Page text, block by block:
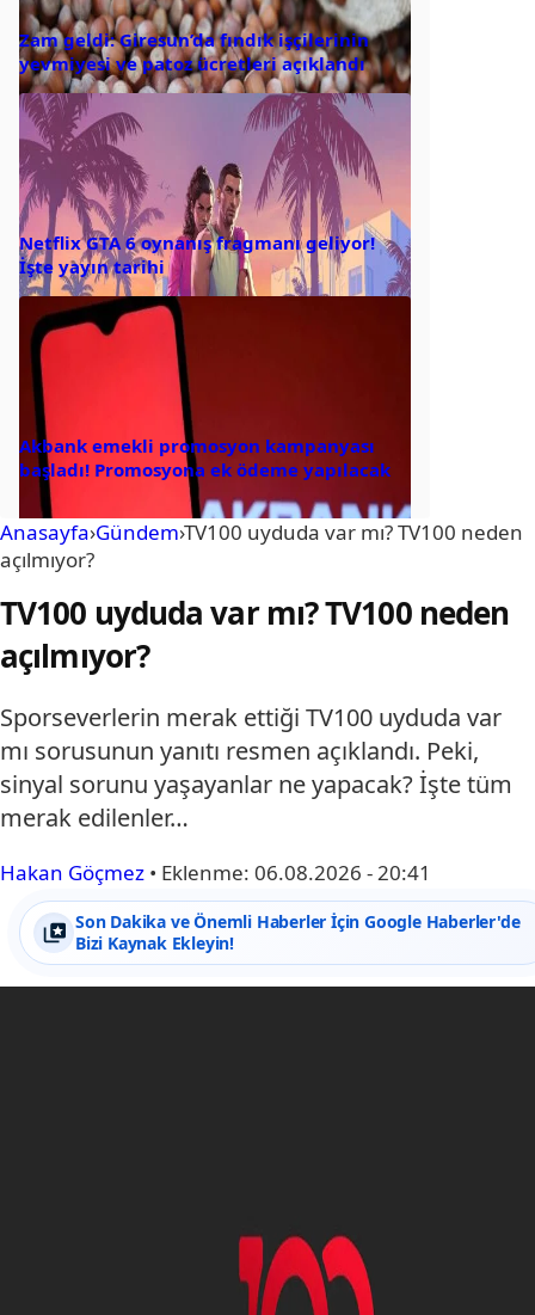
Zam geldi: Giresun’da fındık işçilerinin
yevmiyesi ve patoz ücretleri açıklandı
Netflix GTA 6 oynanış fragmanı geliyor!
İşte yayın tarihi
Akbank emekli promosyon kampanyası
başladı! Promosyona ek ödeme yapılacak
Anasayfa›Gündem›TV100 uyduda var mı? TV100 neden
açılmıyor?
TV100 uyduda var mı? TV100 neden
açılmıyor?
Sporseverlerin merak ettiği TV100 uyduda var
mı sorusunun yanıtı resmen açıklandı. Peki,
sinyal sorunu yaşayanlar ne yapacak? İşte tüm
merak edilenler…
Hakan Göçmez • Eklenme: 06.08.2026 - 20:41
Son Dakika ve Önemli Haberler İçin Google Haberler'de
Bizi Kaynak Ekleyin!